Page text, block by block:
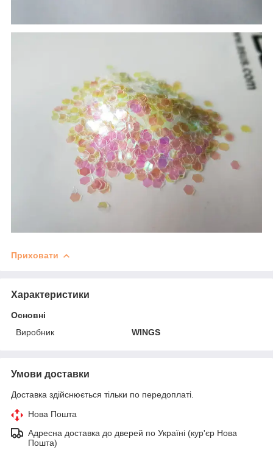
Приховати
Характеристики
Основні
Виробник
WINGS
Умови доставки
Доставка здійснюється тільки по передоплаті.
Нова Пошта
Адресна доставка до дверей по Україні (кур'єр Нова
Пошта)